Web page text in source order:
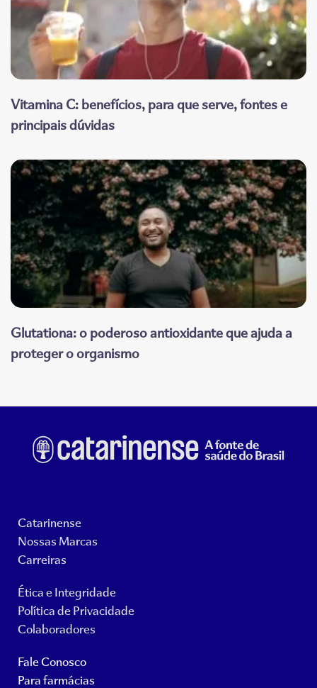
Vitamina C: benefícios, para que serve, fontes e
principais dúvidas
Glutationa: o poderoso antioxidante que ajuda a
proteger o organismo
Catarinense
Nossas Marcas
Carreiras
Ética e Integridade
Política de Privacidade
Colaboradores
Fale Conosco
Para farmácias